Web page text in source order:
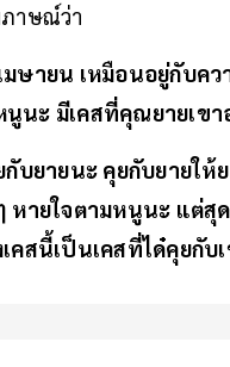
าษณ์ว่า
มษายน เหมือนอยู่กับค
นะ มีเคสที่คุณยายเขา
บยายนะ คุยกับยายให้
หายใจตามหนูนะ แต่สุ
เคสนี้เป็นเคสที่ได๋คุยกั